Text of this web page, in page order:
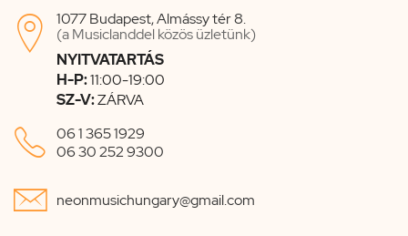

1077 Budapest, Almássy tér 8.
(a Musiclanddel közös üzletünk)
NYITVATARTÁS
H-P:11:00-19:00
SZ-V:ZÁRVA
 06 1 365 1929
06 30 252 9300
 neonmusichungary@gmail.com